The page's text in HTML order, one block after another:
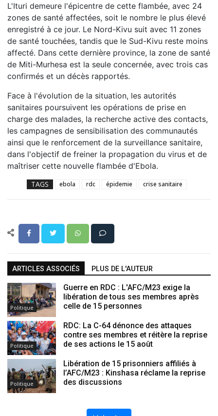
L'Ituri demeure l'épicentre de cette flambée, avec 24
zones de santé affectées, soit le nombre le plus élevé
enregistré à ce jour. Le Nord-Kivu suit avec 11 zones
de santé touchées, tandis que le Sud-Kivu reste moins
affecté. Dans cette dernière province, la zone de santé
de Miti-Murhesa est la seule concernée, avec trois cas
confirmés et un décès rapportés.
Face à l'évolution de la situation, les autorités
sanitaires poursuivent les opérations de prise en
charge des malades, la recherche active des contacts,
les campagnes de sensibilisation des communautés
ainsi que le renforcement de la surveillance sanitaire,
dans l'objectif de freiner la propagation du virus et de
maîtriser cette nouvelle flambée d'Ebola.
TAGS ebola rdc épidemie crise sanitaire
ARTICLES ASSOCIÉS PLUS DE L'AUTEUR
Politique
Guerre en RDC : L'AFC/M23 exige la
libération de tous ses membres après
celle de 15 personnes
Politique
RDC: La C-64 dénonce des attaques
contre ses membres et réitère la reprise
de ses actions le 15 août
Politique
Libération de 15 prisonniers affiliés à
l’AFC/M23 : Kinshasa réclame la reprise
des discussions